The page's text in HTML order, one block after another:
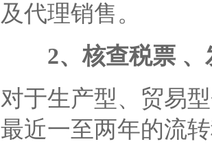
及代理销售。
2、核查税票 、
对于生产型、贸易
最近一至两年的流